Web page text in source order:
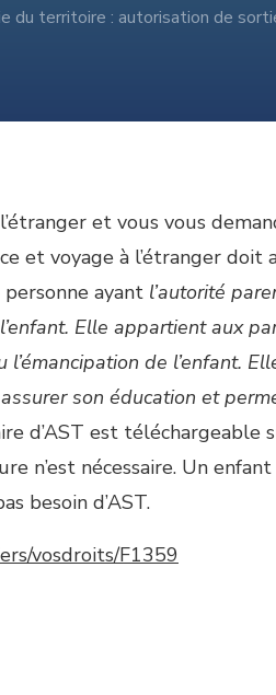
du territoire : autorisation de
et vous vous
et voyage à l’étranger
personne ayant l’autorité
Elle appartient aux
de l’enfant.
son éducation et
d’AST est téléchargeable
n’est nécessaire. Un
besoin d’AST.
vosdroits/F1359